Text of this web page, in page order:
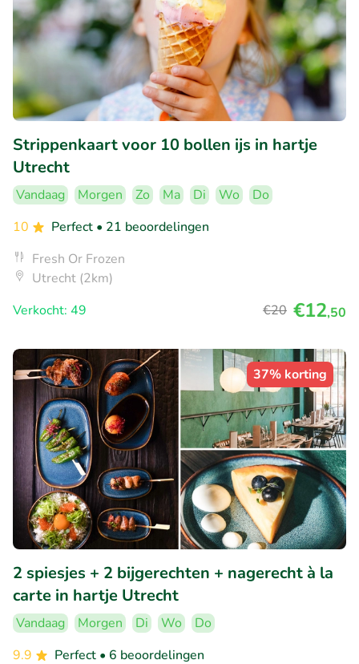
Strippenkaart voor 10 bollen ijs in hartje
Utrecht
Vandaag Morgen Zo Ma Di Wo
Do
10
Perfect • 21 beoordelingen
Fresh Or Frozen
Utrecht (2km)
Verkocht: 49
€20 €12,50
37% korting
2 spiesjes + 2 bijgerechten + nagerecht à la
carte in hartje Utrecht
Vandaag Morgen Di Wo
Do
9.9
Perfect • 6 beoordelingen